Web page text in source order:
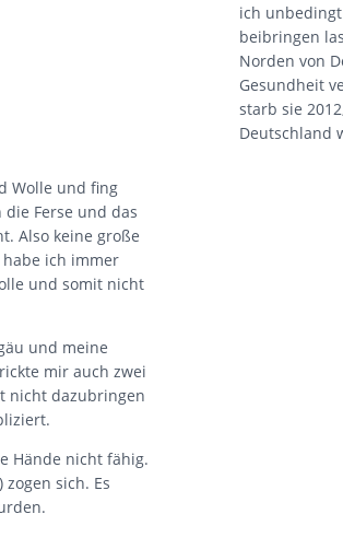
ich
beibringen
Norden von
Gesundheit
starb sie
Deutschland
Wolle und fing
Ferse und das
Also keine große
habe ich immer
und somit nicht
und meine
mir auch zwei
nicht dazubringen
Hände nicht fähig.
sich. Es